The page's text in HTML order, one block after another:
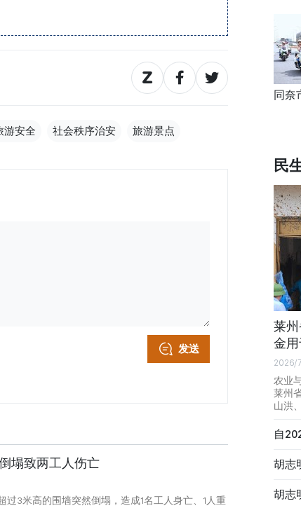
游安全 社会秩序治安 旅游景点
发送
塌致两工人伤亡
过3米高的围墙突然倒塌，造成1名工人身亡、1人重
同奈
民
莱
金
2026/
农业
莱州
山洪
自
胡志
胡志